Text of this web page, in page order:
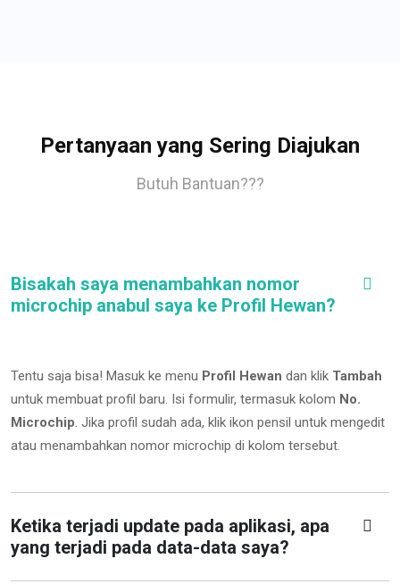
Pertanyaan yang Sering Diajukan
Butuh Bantuan???
Bisakah saya menambahkan nomor
microchip anabul saya ke Profil Hewan?
Tentu saja bisa! Masuk ke menu Profil Hewan dan klik Tambah
untuk membuat profil baru. Isi formulir, termasuk kolom No.
Microchip. Jika profil sudah ada, klik ikon pensil untuk mengedit
atau menambahkan nomor microchip di kolom tersebut.
Ketika terjadi update pada aplikasi, apa
yang terjadi pada data-data saya?